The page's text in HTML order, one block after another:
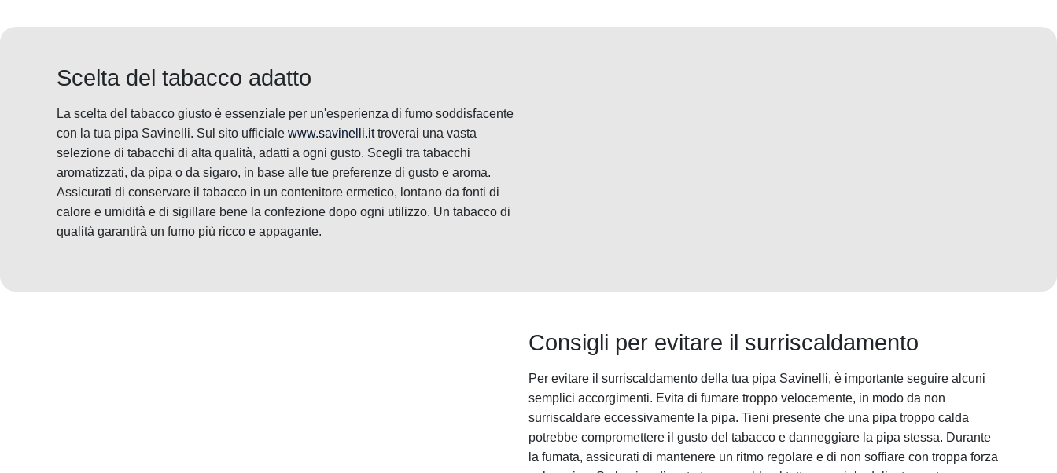
Scelta del tabacco adatto
La scelta del tabacco giusto è essenziale per un'esperienza di fumo soddisfacente
con la tua pipa Savinelli. Sul sito ufficiale www.savinelli.ittroverai una vasta
selezione di tabacchi di alta qualità, adatti a ogni gusto. Scegli tra tabacchi
aromatizzati, da pipa o da sigaro, in base alle tue preferenze di gusto e aroma.
Assicurati di conservare il tabacco in un contenitore ermetico, lontano da fonti di
calore e umidità e di sigillare bene la confezione dopo ogni utilizzo. Un tabacco di
qualità garantirà un fumo più ricco e appagante.
Consigli per evitare il surriscaldamento
Per evitare il surriscaldamento della tua pipa Savinelli, è importante seguire alcuni
semplici accorgimenti. Evita di fumare troppo velocemente, in modo da non
surriscaldare eccessivamente la pipa. Tieni presente che una pipa troppo calda
potrebbe compromettere il gusto del tabacco e danneggiare la pipa stessa. Durante
la fumata, assicurati di mantenere un ritmo regolare e di non soffiare con troppa forza